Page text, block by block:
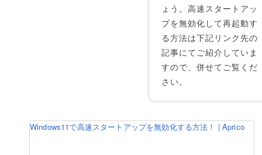
ょう。高速スタートアッ
プを無効化して再起動す
る方法は下記リンク先の
記事にてご紹介していま
すので、併せてご覧くだ
さい。
Windows11で高速スタートアップを無効化する方法！ | Aprico